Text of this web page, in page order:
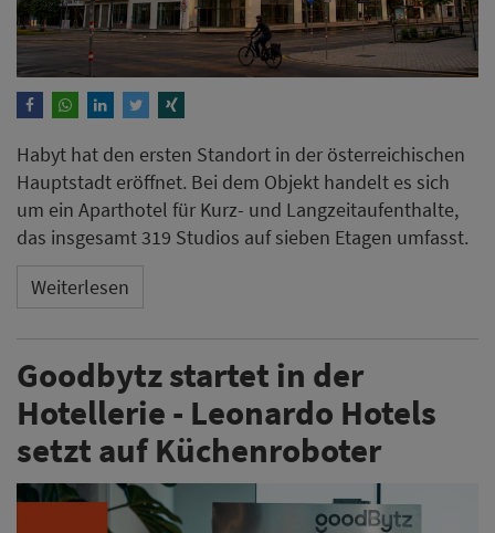
Goodbytz startet in der
Hotellerie - Leonardo Hotels
setzt auf Küchenroboter